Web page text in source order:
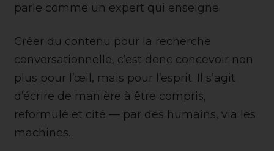
parle comme un expert qui enseigne.
Créer du contenu pour la recherche
conversationnelle, c’est donc concevoir non
plus pour l’œil, mais pour l’esprit. Il s’agit
d’écrire de manière à être compris,
reformulé et cité — par des humains, via les
machines.